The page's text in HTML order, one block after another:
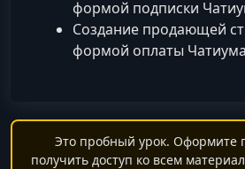
формой подписки
Создание продающей
формой оплаты Чатиума
Это пробный урок. Оформите
получить доступ ко всем